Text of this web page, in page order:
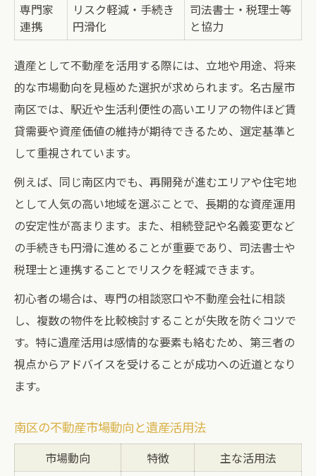
専門家
連携
リスク軽減・手続き
円滑化
司法書士・税理士等
と協力
遺産として不動産を活用する際には、立地や用途、将来
的な市場動向を見極めた選択が求められます。名古屋市
南区では、駅近や生活利便性の高いエリアの物件ほど賃
貸需要や資産価値の維持が期待できるため、選定基準と
して重視されています。
例えば、同じ南区内でも、再開発が進むエリアや住宅地
として人気の高い地域を選ぶことで、長期的な資産運用
の安定性が高まります。また、相続登記や名義変更など
の手続きも円滑に進めることが重要であり、司法書士や
税理士と連携することでリスクを軽減できます。
初心者の場合は、専門の相談窓口や不動産会社に相談
し、複数の物件を比較検討することが失敗を防ぐコツで
す。特に遺産活用は感情的な要素も絡むため、第三者の
視点からアドバイスを受けることが成功への近道となり
ます。
南区の不動産市場動向と遺産活用法
市場動向 特徴
主な活用法